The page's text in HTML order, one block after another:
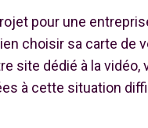
pour une
choisir sa carte de
site dédié à la
à cette situation